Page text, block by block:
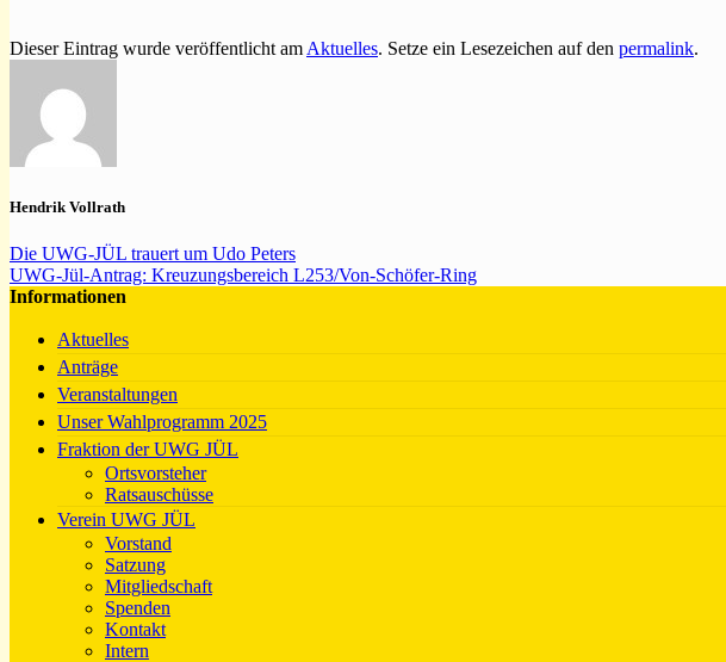
Dieser Eintrag wurde veröffentlicht am Aktuelles. Setze ein Lesezeichen auf den permalink.
Hendrik Vollrath
Die UWG-JÜL trauert um Udo Peters
UWG-Jül-Antrag: Kreuzungsbereich L253/Von-Schöfer-Ring
Informationen
Aktuelles
Anträge
Veranstaltungen
Unser Wahlprogramm 2025
Fraktion der UWG JÜL
Ortsvorsteher
Ratsauschüsse
Verein UWG JÜL
Vorstand
Satzung
Mitgliedschaft
Spenden
Kontakt
Intern